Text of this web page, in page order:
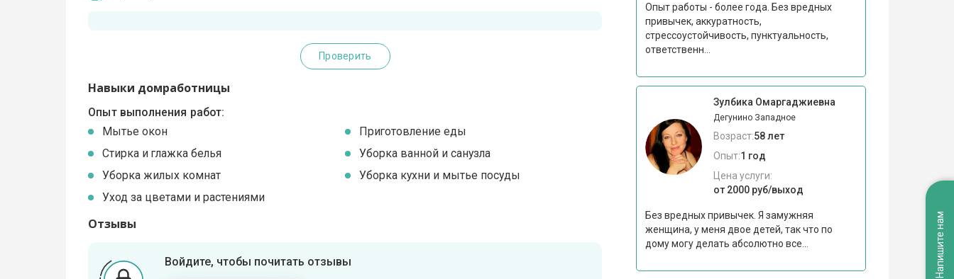
Проверить
Навыки домработницы
Опыт выполнения работ:
Мытье окон
Приготовление еды
Стирка и глажка белья
Уборка ванной и санузла
Уборка жилых комнат
Уборка кухни и мытье посуды
Уход за цветами и растениями
Отзывы
Войдите, чтобы почитать отзывы
Опыт работы - более года. Без вредных
привычек, аккуратность,
стрессоустойчивость, пунктуальность,
ответственн...
Зулбика Омаргаджиевна
Дегунино Западное
Возраст:58 лет
Опыт:1 год
Цена услуги:
от 2000 руб/выход
Без вредных привычек. Я замужняя
женщина, у меня двое детей, так что по
дому могу делать абсолютно все...
Напишите нам